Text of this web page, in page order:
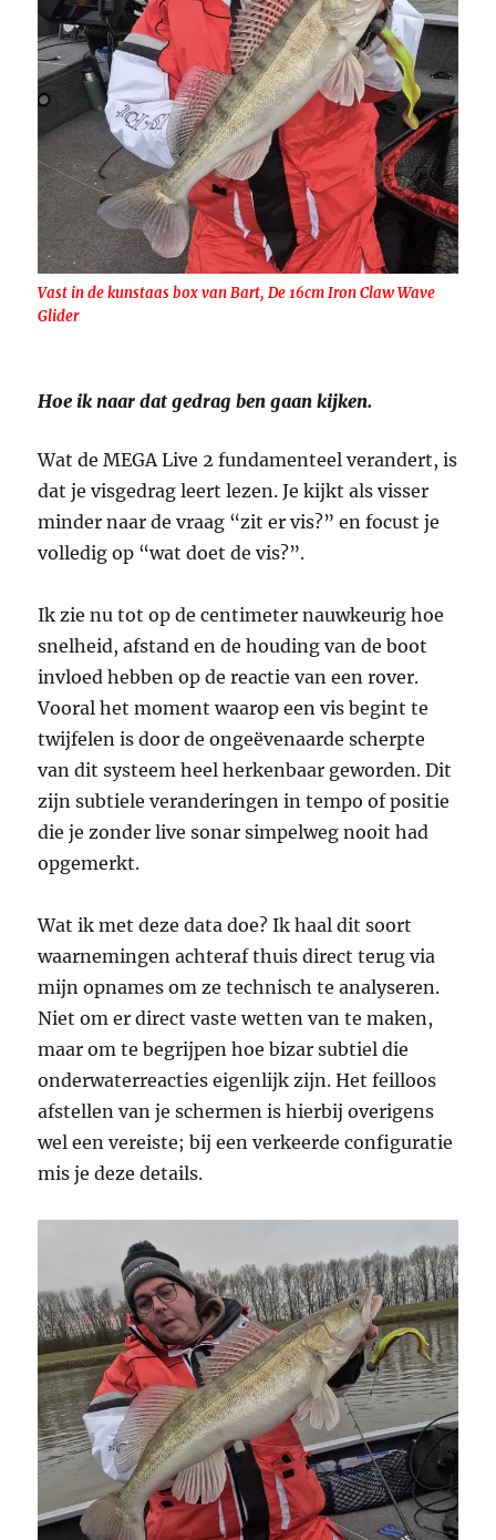
Vast in de kunstaas box van Bart, De 16cm Iron Claw Wave
Glider
Hoe ik naar dat gedrag ben gaan kijken.
Wat de MEGA Live 2 fundamenteel verandert, is
dat je visgedrag leert lezen. Je kijkt als visser
minder naar de vraag “zit er vis?” en focust je
volledig op “wat doet de vis?”.
Ik zie nu tot op de centimeter nauwkeurig hoe
snelheid, afstand en de houding van de boot
invloed hebben op de reactie van een rover.
Vooral het moment waarop een vis begint te
twijfelen is door de ongeëvenaarde scherpte
van dit systeem heel herkenbaar geworden. Dit
zijn subtiele veranderingen in tempo of positie
die je zonder live sonar simpelweg nooit had
opgemerkt.
Wat ik met deze data doe? Ik haal dit soort
waarnemingen achteraf thuis direct terug via
mijn opnames om ze technisch te analyseren.
Niet om er direct vaste wetten van te maken,
maar om te begrijpen hoe bizar subtiel die
onderwaterreacties eigenlijk zijn. Het feilloos
afstellen van je schermen is hierbij overigens
wel een vereiste; bij een verkeerde configuratie
mis je deze details.